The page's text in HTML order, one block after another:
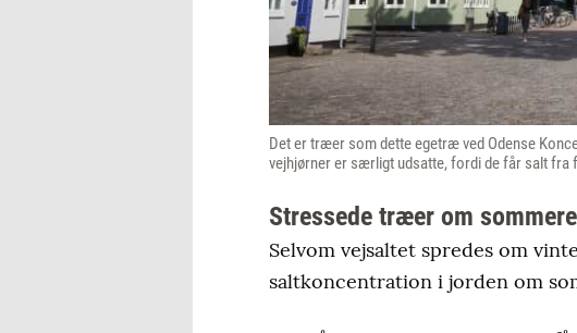
Det er træer som dette egetræ ved Odense
vejhjørner er særligt udsatte, fordi de får salt fra
Stressede træer om
Selvom vejsaltet spredes om
saltkoncentration i jorden om